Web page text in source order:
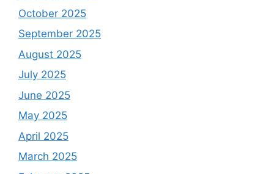
October 2025
September 2025
August 2025
July 2025
June 2025
May 2025
April 2025
March 2025